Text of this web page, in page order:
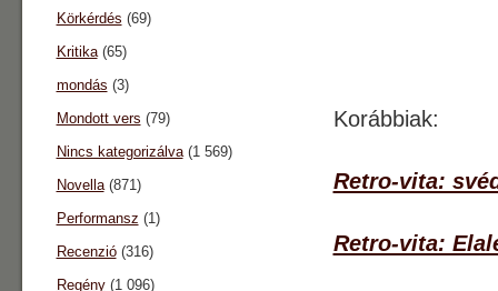
Korábbiak:
Retro-vita:
Retro-vita:
Körkérdés (69)
Kritika(65)
mondás (3)
Mondott vers (79)
Nincs kategorizálva(1 569)
Novella(871)
Performansz (1)
Recenzió(316)
Regény(1 096)